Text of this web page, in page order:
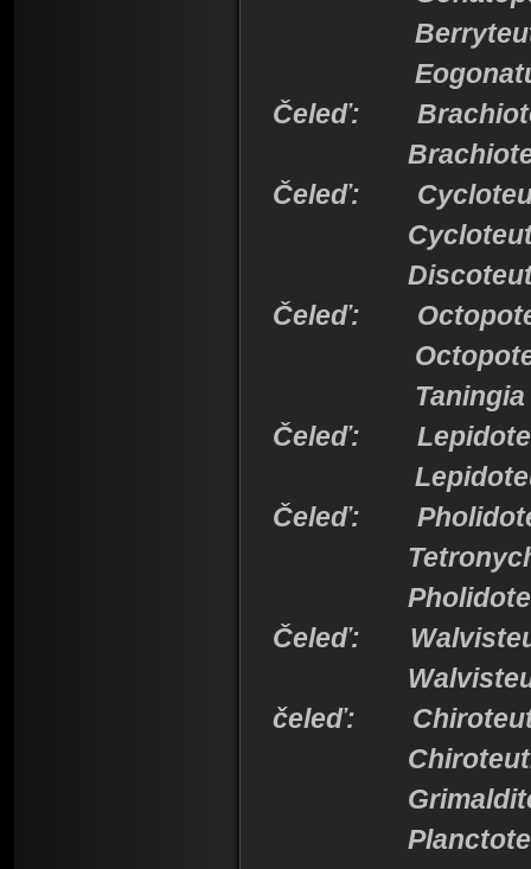
Čeleď:
Čeleď:
Čeleď:
Taningia
Čeleď:
Čeleď:
Čeleď:
čeleď: